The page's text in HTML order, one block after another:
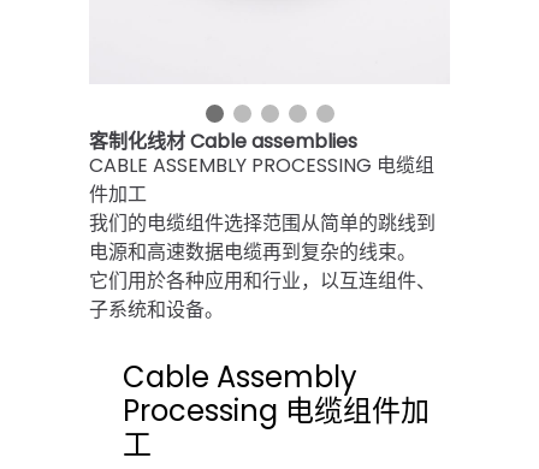
客制化线材 Cable assemblies
CABLE ASSEMBLY PROCESSING 电缆组
件加工
我们的电缆组件选择范围从简单的跳线到
电源和高速数据电缆再到复杂的线束。
它们用於各种应用和行业，以互连组件、
子系统和设备。
Cable Assembly
Processing 电缆组件加
工